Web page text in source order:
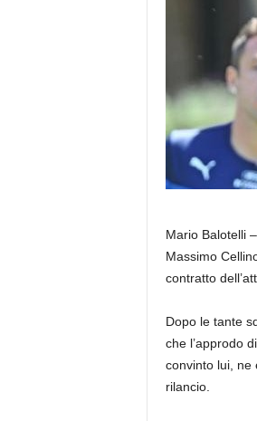
Mario Balotelli
Massimo
contratto
Dopo le tante
che l’approdo
convinto lui, ne
rilancio.